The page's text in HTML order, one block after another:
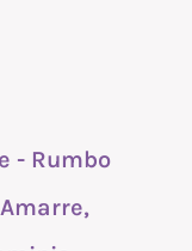
- Rumbo